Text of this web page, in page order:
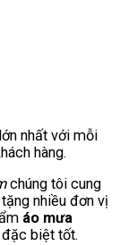
nhất với mỗi
hàng.
chúng tôi cung
nhiều đơn vị
áo mưa
biệt tốt.